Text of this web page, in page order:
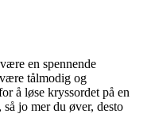
en spennende
tålmodig og
å løse kryssordet på en
jo mer du øver, desto